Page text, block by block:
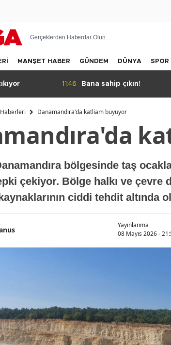
Gerçeklerden Haberdar Olun
MANŞET HABER GÜNDEM DÜNYA SPOR
11:46 Bana sahip çıkın!
Danamandıra'da katliam büyüyor
bölgesinde taş
çekiyor. Bölge halkı ve çevre
ciddi tehdit altında
Yayınlanma
08 Mayıs 2026 -